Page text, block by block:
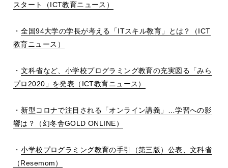
スタート（ICT教育ニュース）
・全国94大学の学長が考える「ITスキル教育」とは？（ICT
教育ニュース）
・文科省など、小学校プログラミング教育の充実図る「みら
プロ2020」を発表（ICT教育ニュース）
・ 新型コロナで注目される「オンライン講義」…学習への影
響は？（幻冬舎GOLD ONLINE）
・小学校プログラミング教育の手引（第三版）公表、文科省
（Resemom）